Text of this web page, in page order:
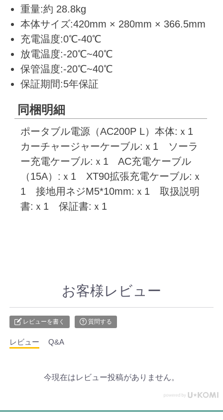
重量:約 28.8kg
本体サイズ:420mm × 280mm × 366.5mm
充電温度:0℃-40℃
放電温度:-20℃~40℃
保管温度:-20℃~40℃
保証期間:5年保証
同梱明細
ポータブル電源（AC200P L）本体:ｘ1
カーチャージャーケーブル:ｘ1 ソーラ
ー充電ケーブル:ｘ1 AC充電ケーブル
（15A）:ｘ1 XT90拡張充電ケーブル:ｘ
1 接地用ネジM5*10mm:ｘ1 取扱説明
書:ｘ1 保証書:ｘ1
お客様レビュー
レビューを書く 質問する
レビュー Q&A
今現在はレビュー投稿がありません。